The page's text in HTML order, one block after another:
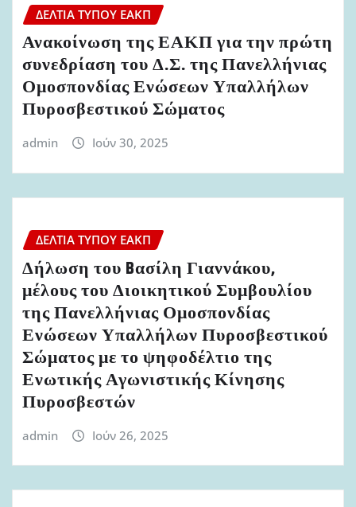
ΔΕΛΤΊΑ ΤΎΠΟΥ ΕΑΚΠ
Ανακοίνωση της ΕΑΚΠ για την πρώτη
συνεδρίαση του Δ.Σ. της Πανελλήνιας
Ομοσπονδίας Ενώσεων Υπαλλήλων
Πυροσβεστικού Σώματος
admin Ιούν 30, 2025
ΔΕΛΤΊΑ ΤΎΠΟΥ ΕΑΚΠ
Δήλωση του Bασίλη Γιαννάκου,
μέλους του Διοικητικού Συμβουλίου
της Πανελλήνιας Ομοσπονδίας
Ενώσεων Υπαλλήλων Πυροσβεστικού
Σώματος με το ψηφοδέλτιο της
Ενωτικής Αγωνιστικής Κίνησης
Πυροσβεστών
admin Ιούν 26, 2025